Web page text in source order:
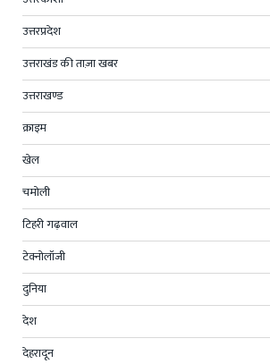
उत्तरप्रदेश
उत्तराखंड की ताज़ा खबर
उत्तराखण्ड
क्राइम
खेल
चमोली
टिहरी गढ़वाल
टेक्नोलॉजी
दुनिया
देश
देहरादून